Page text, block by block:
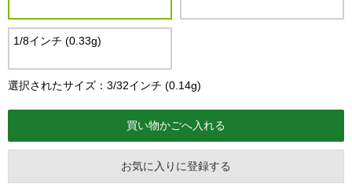
1/8インチ (0.33g)
選択されたサイズ：3/32インチ (0.14g)
お気に入りに登録する